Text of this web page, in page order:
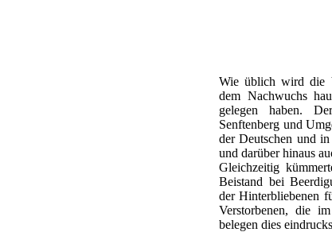
Wie üblich wird die
dem Nachwuchs
gelegen haben.
Senftenberg und
der Deutschen und
und darüber hinaus
Gleichzeitig
Beistand bei
der Hinterbliebenen
Verstorbenen, die
belegen dies